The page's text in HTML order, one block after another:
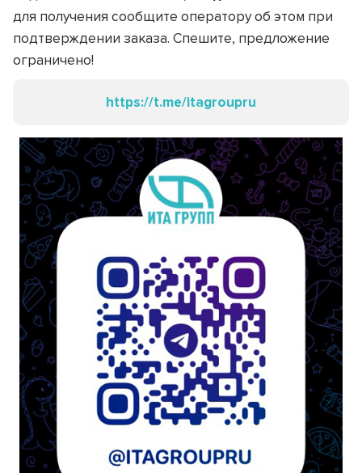
для получения сообщите оператору об этом при
подтверждении заказа. Спешите, предложение
ограничено!
https://t.me/itagroupru